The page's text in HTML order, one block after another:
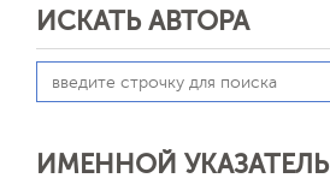
ИСКАТЬ АВТОРА
ИМЕННОЙ УКАЗАТЕЛЬ